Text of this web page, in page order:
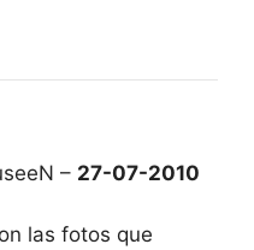
– 27-07-2010
las fotos que